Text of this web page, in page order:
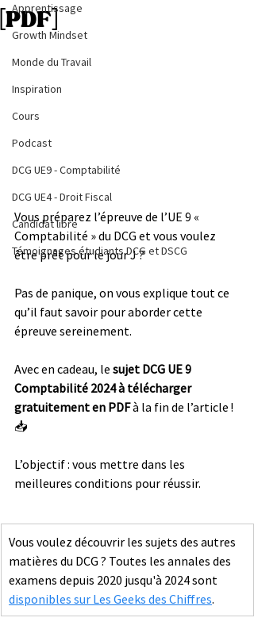
Apprentissage
Growth Mindset
Monde du Travail
Inspiration
Cours
Podcast
DCG UE9 - Comptabilité
DCG UE4 - Droit Fiscal
Candidat libre
Témoignages étudiants DCG et DSCG
[PDF]
Vous préparez l’épreuve de l’UE 9 «
Comptabilité » du DCG et vous voulez
être prêt pour le jour J ?
Pas de panique, on vous explique tout ce
qu’il faut savoir pour aborder cette
épreuve sereinement.
Avec en cadeau, le sujet DCG UE 9
Comptabilité 2024 à télécharger
gratuitementen PDF à la fin de l’article !
📥
L’objectif : vous mettre dans les
meilleures conditions pour réussir.
Vous voulez découvrir les sujets des autres
matières du DCG ? Toutes les annales des
examens depuis 2020 jusqu'à 2024 sont
disponibles sur Les Geeks des Chiffres.